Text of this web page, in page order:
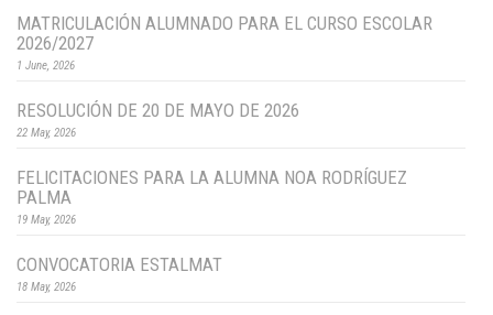
MATRICULACIÓN ALUMNADO PARA EL CURSO ESCOLAR
2026/2027
1 June, 2026
RESOLUCIÓN DE 20 DE MAYO DE 2026
22 May, 2026
FELICITACIONES PARA LA ALUMNA NOA RODRÍGUEZ
PALMA
19 May, 2026
CONVOCATORIA ESTALMAT
18 May, 2026